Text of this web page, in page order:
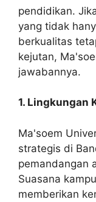
pendidikan.
yang tidak
berkualitas
kejutan,
jawabannya.
1. Lingkungan
Ma'soem
strategis di
pemandangan
Suasana
memberikan